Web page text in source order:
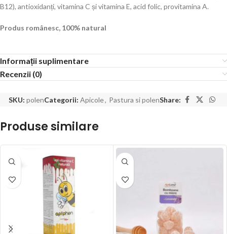
B12), antioxidanți, vitamina C și vitamina E, acid folic, provitamina A.
Produs românesc, 100% natural
Informații suplimentare
Recenzii (0)
SKU: polenCategorii: Apicole, Pastura si polenShare:
Produse similare